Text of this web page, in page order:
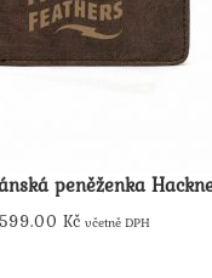
peněženka
599.00 Kč včetně DPH